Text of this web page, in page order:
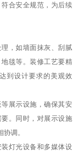
合安全规范，为后续
，如墙面抹灰、刮腻
毯等。装修工艺要精
到设计要求的美观效
展示设施，确保其安
。同时，对展示设施
调。
灯光设备和多媒体设